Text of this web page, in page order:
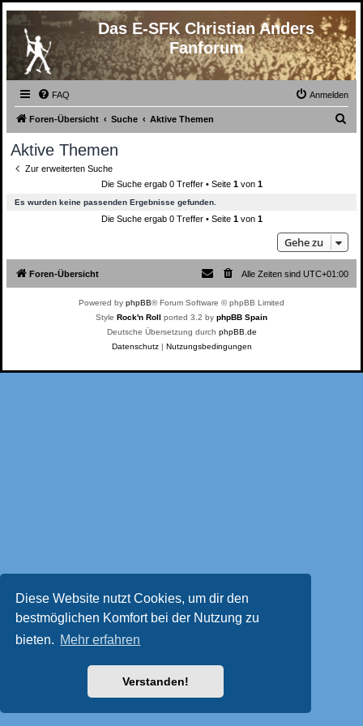
Diese Website nutzt Cookies, um dir den
bestmöglichen Komfort bei der Nutzung zu
bieten. Mehr erfahren
Verstanden!
Das E-SFK Christian Anders
Fanforum
FAQ Anmelden
Foren-Übersicht Suche Aktive Themen
Aktive Themen
Zur erweiterten Suche
Die Suche ergab 0 Treffer • Seite 1von 1
Es wurden keine passenden Ergebnisse gefunden.
Die Suche ergab 0 Treffer • Seite 1von 1
Gehe zu
Foren-Übersicht Alle Zeiten sind UTC+01:00
Powered by phpBB® Forum Software © phpBB Limited
Style Rock'n Roll ported 3.2 by phpBB Spain
Deutsche Übersetzung durch phpBB.de
Datenschutz| Nutzungsbedingungen